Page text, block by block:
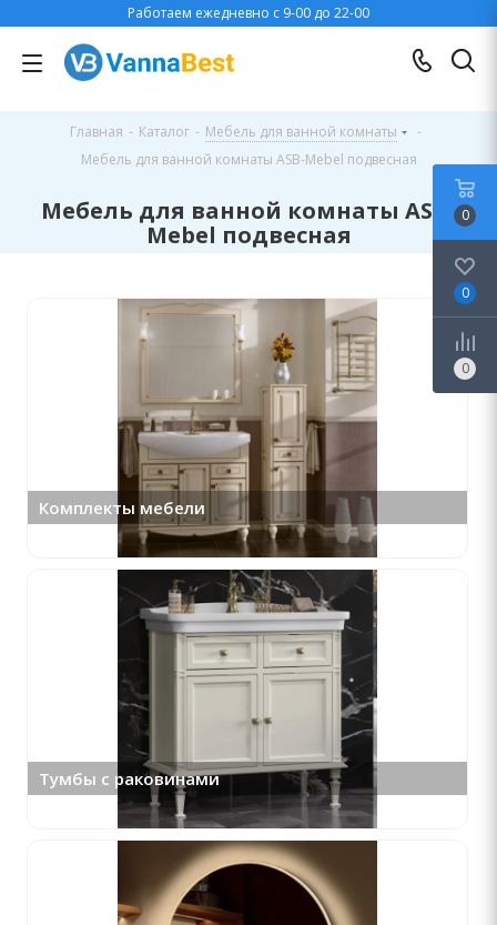
Работаем ежедневно с 9-00 до 22-00
Главная - Каталог - Мебель для ванной комнаты
-
Мебель для ванной комнаты ASB-Mebel подвесная
Мебель для ванной комнаты ASB-
Mebel подвесная
Комплекты мебели
Тумбы с раковинами
0
0
0